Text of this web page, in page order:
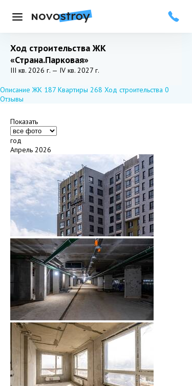
Меню
Ход строительства ЖК
«Страна.Парковая»
Добавить в избранное
Подписаться
III кв. 2026 г. — IV кв. 2027 г.
Описание ЖК 187 Квартиры 268 Ход строительства 0
Отзывы
Показать
год
Апрель 2026